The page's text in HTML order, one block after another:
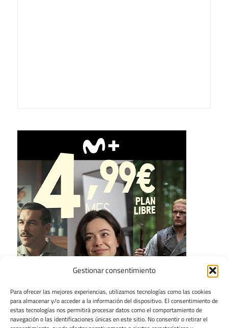
Gestionar consentimiento
Para ofrecer las mejores experiencias, utilizamos tecnologías como las cookies
para almacenar y/o acceder a la información del dispositivo. El consentimiento de
estas tecnologías nos permitirá procesar datos como el comportamiento de
navegación o las identificaciones únicas en este sitio. No consentir o retirar el